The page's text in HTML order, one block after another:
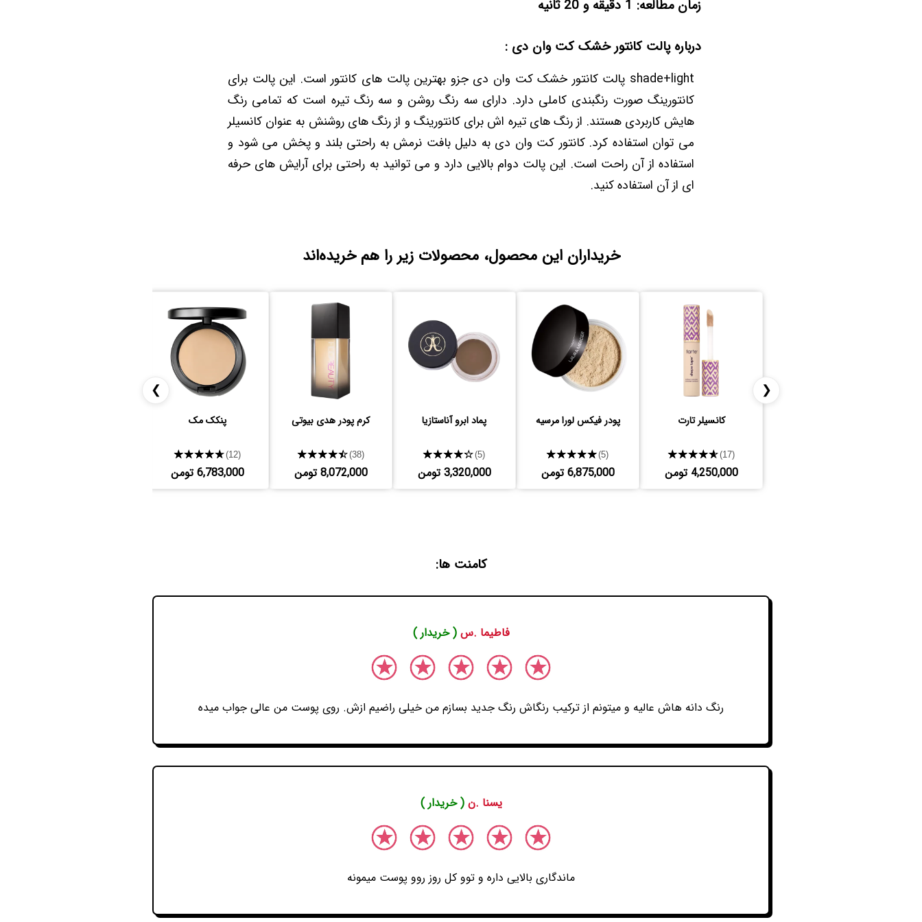
زمان مطالعه: 1 دقیقه و 20 ثانیه
درباره پالت کانتور خشک کت وان دی :
shade+light پالت کانتور خشک کت وان دی جزو بهترین پالت های کانتور است. این پالت برای
کانتورینگ صورت رنگبندی کاملی دارد. دارای سه رنگ روشن و سه رنگ تیره است که تمامی رنگ
هایش کاربردی هستند. از رنگ های تیره اش برای کانتورینگ و از رنگ های روشنش به عنوان کانسیلر
می توان استفاده کرد. کانتور کت وان دی به دلیل بافت نرمش به راحتی بلند و پخش می شود و
استفاده از آن راحت است. این پالت دوام بالایی دارد و می توانید به راحتی برای آرایش های حرفه
ای از آن استفاده کنید.
خریداران این محصول، محصولات زیر را هم خریده‌اند
❮
کانسیلر تارت
★★★★★(17)
4,250,000 تومن
پودر فیکس لورا مرسیه
★★★★★(5)
6,875,000 تومن
پماد ابرو آناستازیا
★★★★★(5)
3,320,000 تومن
کرم پودر هدی بیوتی
★★★★★(38)
8,072,000 تومن
پنکک مک
★★★★★(12)
6,783,000 تومن
❯
کامنت ها:
فاطیما .س( خریدار )
رنگ دانه هاش عالیه و میتونم از ترکیب رنگاش رنگ جدید بسازم من خیلی راضیم ازش. روی پوست من عالی جواب میده
یسنا .ن( خریدار )
ماندگاری بالایی داره و توو کل روز روو پوست میمونه